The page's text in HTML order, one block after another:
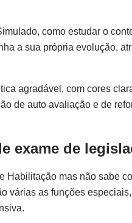
como estudar o
a sua própria evolução,
agradável, com cores
de auto avaliação e de
exame de
Habilitação mas não sabe
várias as funções